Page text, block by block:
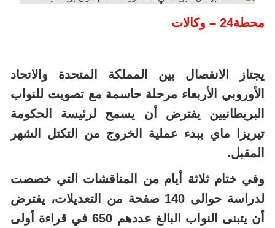
محطة24 – وكالات
يجتاز الانفصال بين المملكة المتحدة والاتحاد
الأوروبي الأربعاء مرحلة حاسمة مع تصويت للنواب
البريطانيين يفترض أن يسمح لرئيسة الحكومة
تيريزا ماي ببدء عملية الخروج من التكتل الشهر
المقبل.
وفي ختام ثلاثة أيام من المناقشات التي خصصت
لدراسة حوالى 140 صفحة من التعديلات، يفترض
أن يتبنى النواب البالغ عددهم 650 في قراءة أولى